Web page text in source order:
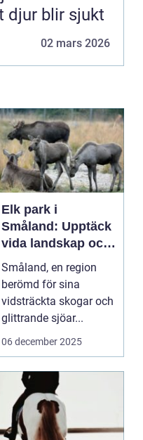
djur blir sjukt
02 mars 2026
Elk park i
Småland: Upptäck
vida landskap och
majestätiska älgar
Småland, en region
berömd för sina
vidsträckta skogar och
glittrande sjöar...
06 december 2025